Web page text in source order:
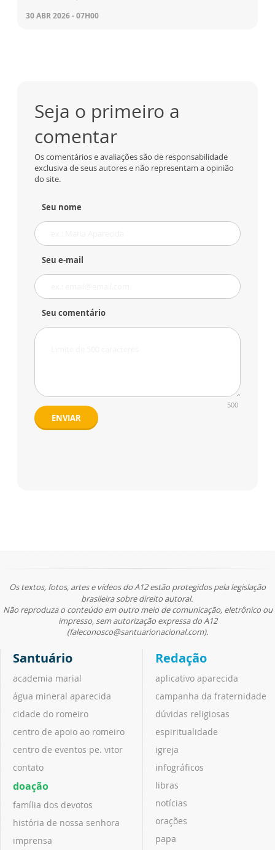
30 ABR 2026 - 07H00
Seja o primeiro a
comentar
Os comentários e avaliações são de responsabilidade
exclusiva de seus autores e não representam a opinião
do site.
Seu nome
Seu e-mail
Seu comentário
500
ENVIAR
Os textos, fotos, artes e vídeos do A12 estão protegidos pela legislação
brasileira sobre direito autoral.
Não reproduza o conteúdo em outro meio de comunicação, eletrônico ou
impresso, sem autorização expressa do A12
(faleconosco@santuarionacional.com).
Santuário
academia marial
água mineral aparecida
cidade do romeiro
centro de apoio ao romeiro
centro de eventos pe. vitor
contato
doação
família dos devotos
história de nossa senhora
imprensa
Redação
aplicativo aparecida
campanha da fraternidade
dúvidas religiosas
espiritualidade
igreja
infográficos
libras
notícias
orações
papa